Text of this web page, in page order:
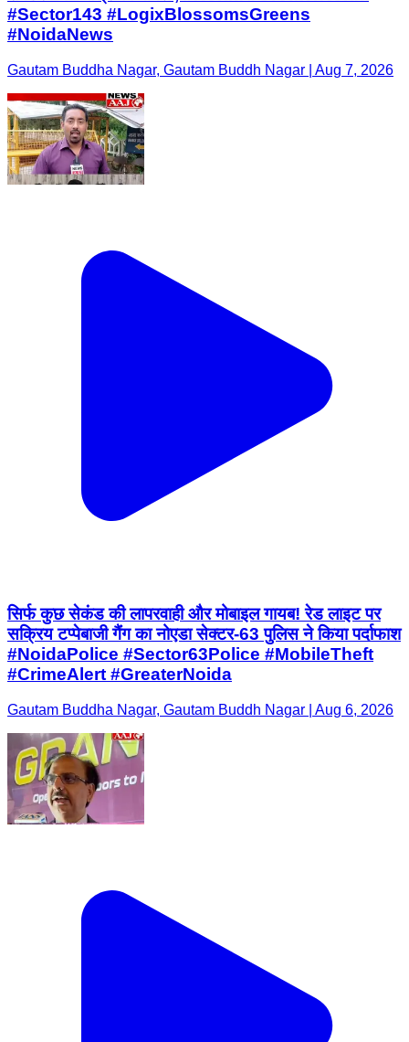
#Sector143 #LogixBlossomsGreens
#NoidaNews
Gautam Buddha Nagar, Gautam Buddh Nagar | Aug 7, 2026
सिर्फ कुछ सेकंड की लापरवाही और मोबाइल गायब! रेड लाइट पर
सक्रिय टप्पेबाजी गैंग का नोएडा सेक्टर-63 पुलिस ने किया पर्दाफाश
#NoidaPolice #Sector63Police #MobileTheft
#CrimeAlert #GreaterNoida
Gautam Buddha Nagar, Gautam Buddh Nagar | Aug 6, 2026